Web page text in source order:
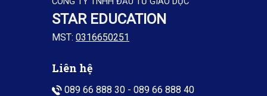
STAR EDUCATION
MST: 0316650251
Liên hệ
089 66 888 30 - 089 66 888 40